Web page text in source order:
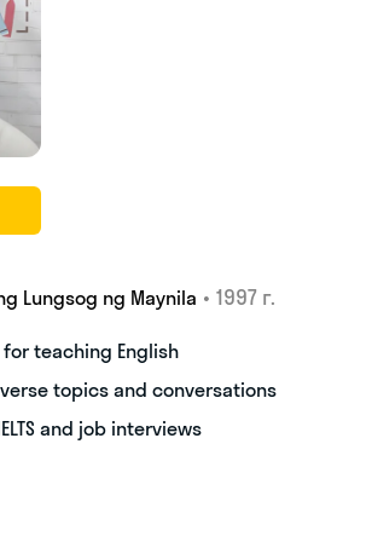
Lungsog ng Maynila • 1997 г.
for teaching English
topics and conversations
and job interviews